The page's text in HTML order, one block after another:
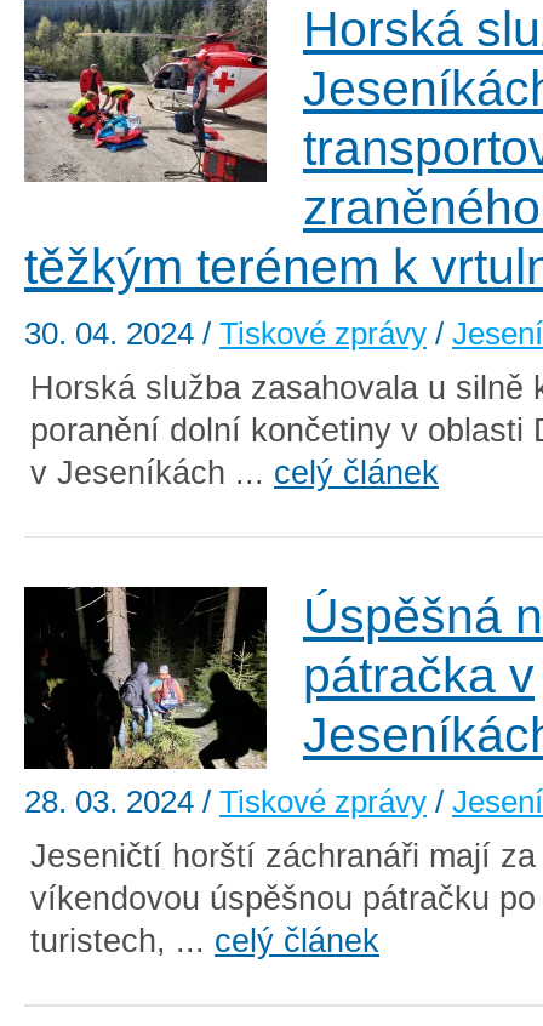
Horská
těžkým terénem k
30. 04. 2024 / Tiskové zprávy /
Horská služba zasahovala u silně
poranění dolní končetiny v oblasti
v Jeseníkách ... celý článek
Úspěšná
pátračka v
28. 03. 2024 / Tiskové zprávy /
Jeseničtí horští záchranáři mají
víkendovou úspěšnou pátračku
turistech, ... celý článek